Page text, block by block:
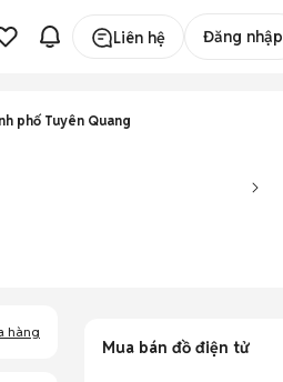
Liên hệ Đăng nhập
phố Tuyên Quang
hàng
Mua bán đồ điện tử